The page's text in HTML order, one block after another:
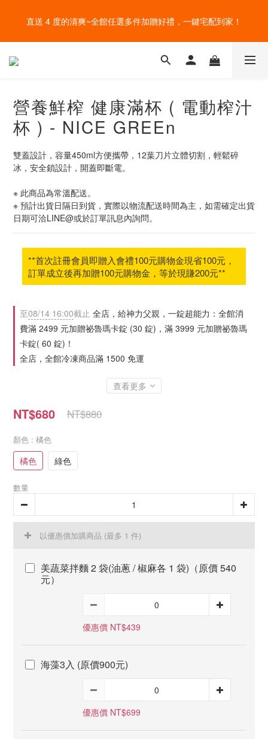
吃菜~
給爸爸一錠超能力~全館滿額加贈祕魯瑪卡錠，父親節好好感謝~
盛夏的餐桌，一定少不了美蔬菜的清爽~ A+B 送購物金🎁一起好好
營養鮮榨 健康滿杯 ( 電動榨汁
杯 ) - NICE GREEn
雙蓋設計，容量450ml方便攜帶，12葉刀片立體切割，輕鬆碎
冰，安全鎖設計，開蓋即斷電。
※ 此商品為常溫配送。
※ 預計出貨日隔日到貨，實際以物流配送時間為主，如需確定出貨
日期可洽LINE@或於訂單訊息內詢問。
**首次註冊會員即贈入會禮100元購物金現省100元，
訂單成立後再加贈100元購物金，等於現賺200元**
至08/14 16:00截止 全店，給神力父親，一錠超能力：全館消
費滿 2499 元加贈祕魯瑪卡錠 (30 錠)，滿 3999 元加贈祕魯瑪
卡錠( 60 錠)！
全店，全館冷凍商品滿 1500 免運
查看更多
NT$680 NT$880
顏色 : 橘色
橘色 綠色
數量
以優惠價加購商品 (最多 1 件)
美蔬菜拌麵 2 袋(油蔥 / 椒麻各 1 袋)（原價 540
元）
優惠價 NT$439
海藻3入 (原價900元)
優惠價 NT$699